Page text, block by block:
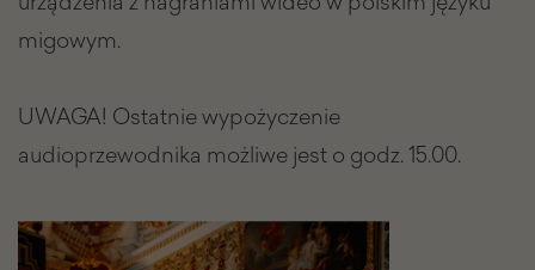
migowym.
UWAGA! Ostatnie wypożyczenie
audioprzewodnika możliwe jest o godz. 15.00.